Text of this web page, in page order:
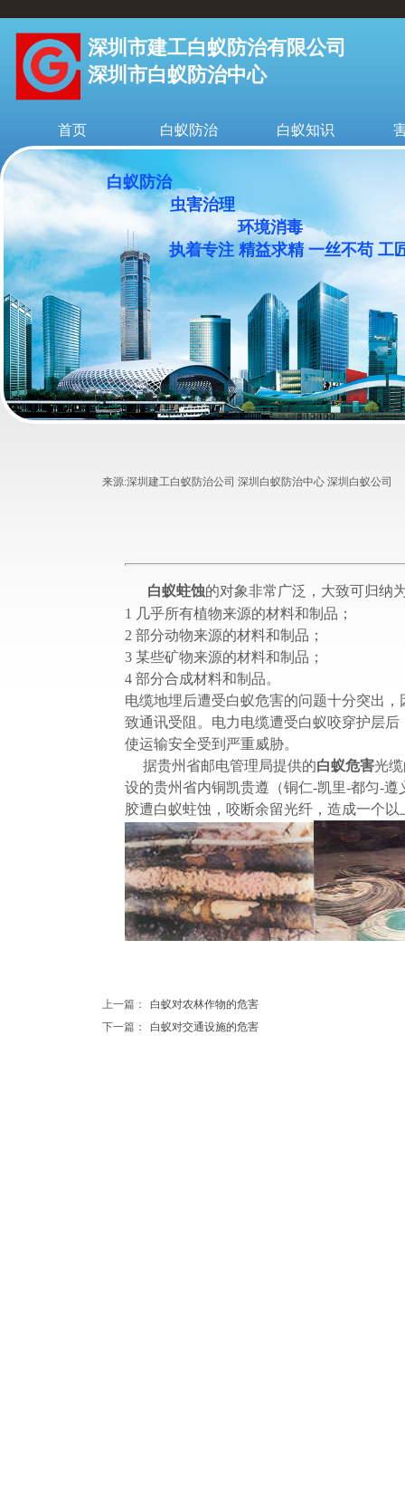
首页 白蚁防治 白蚁知识
深圳市建工白蚁防治有限公司
深圳市白蚁防治中心
白蚁防治
虫害治理
环境消毒
执着专注 精益求精 一丝不苟 工
来源:深圳建工白蚁防治公司 深圳白蚁防治中心 深圳白蚁公司
白蚁蛀蚀的对象非常广泛，大致可归纳
1 几乎所有植物来源的材料和制品；
2 部分动物来源的材料和制品；
3 某些矿物来源的材料和制品；
4 部分合成材料和制品。
电缆地埋后遭受白蚁危害的问题十分突出
致通讯受阻。电力电缆遭受白蚁咬穿护层
使运输安全受到严重威胁。
据贵州省邮电管理局提供的白蚁危害光
设的贵州省内铜凯贵遵（铜仁-凯里-都匀-遵
胶遭白蚁蛀蚀，咬断余留光纤，造成一个
上一篇：
白蚁对农林作物的危害
下一篇：
白蚁对交通设施的危害